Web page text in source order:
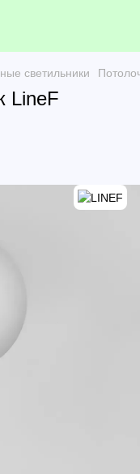
светильники
LineF